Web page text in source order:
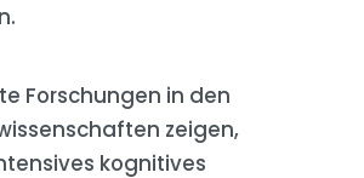
Forschungen in den
zeigen,
kognitives